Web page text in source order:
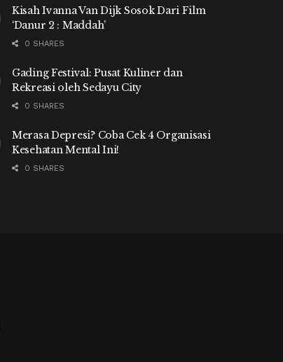
Kisah Ivanna Van Dijk Sosok Dari Film
‘Danur 2 : Maddah’
0 SHARES
Gading Festival: Pusat Kuliner dan
Rekreasi oleh Sedayu City
0 SHARES
Merasa Depresi? Coba Cek 4 Organisasi
Kesehatan Mental Ini!
0 SHARES